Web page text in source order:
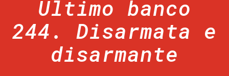
Ultimo banco
244. Disarmata e
disarmante